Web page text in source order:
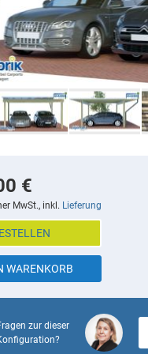
€
MwSt., inkl. Lieferung
WARENKORB
zur dieser